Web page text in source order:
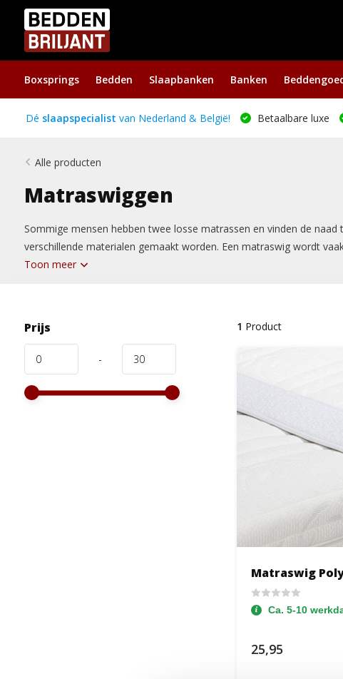
Boxsprings Bedden Slaapbanken Banken
Dé slaapspecialist van Nederland & België! Betaalbare luxe
Alle producten
Matraswiggen
Sommige mensen hebben twee losse matrassen en vinden de
verschillende materialen gemaakt worden. Een matraswig wordt
Toon meer
Prijs
-
1 Product
Matraswig
Ca. 5-10
25,95